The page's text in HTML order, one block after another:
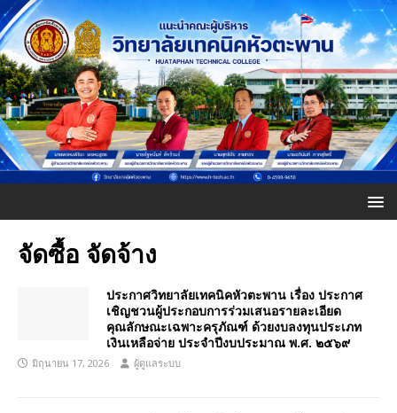
จัดซื้อ จัดจ้าง
ประกาศวิทยาลัยเทคนิคหัวตะพาน เรื่อง ประกาศ
เชิญชวนผู้ประกอบการร่วมเสนอรายละเอียด
คุณลักษณะเฉพาะครุภัณฑ์ ด้วยงบลงทุนประเภท
เงินเหลือจ่าย ประจําปีงบประมาณ พ.ศ. ๒๕๖๙
มิถุนายน 17, 2026 ผู้ดูแลระบบ